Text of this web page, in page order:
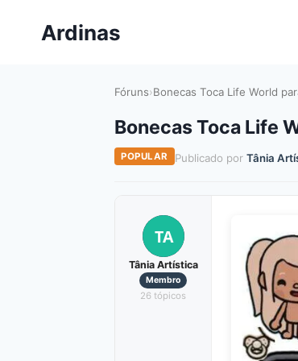
Ardinas
Fóruns›Bonecas Toca Life World
Bonecas Toca Life
POPULAR Publicado por Tânia
TA
Tânia Artística
Membro
26 tópicos